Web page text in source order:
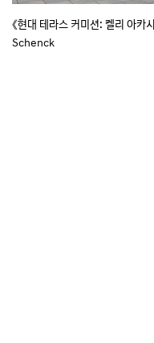
《현대 테라스 커미션: 켈리 아
Schenck